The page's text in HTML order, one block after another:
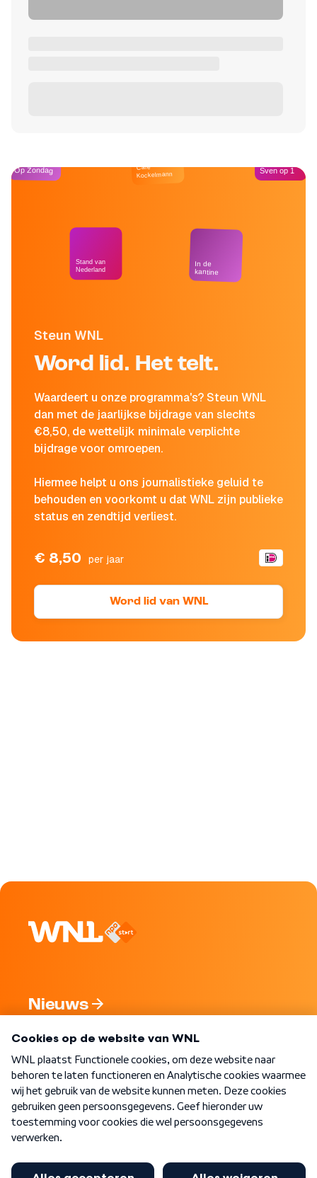
Steun WNL
Word lid. Het telt.
Waardeert u onze programma's? Steun WNL
dan met de jaarlijkse bijdrage van slechts
€8,50, de wettelijk minimale verplichte
bijdrage voor omroepen.
Hiermee helpt u ons journalistieke geluid te
behouden en voorkomt u dat WNL zijn publieke
status en zendtijd verliest.
€ 8,50 per jaar
Word lid van WNL
Op Zondag
Stand van
Nederland
Café
Kockelmann
In de
kantine
Sven op 1
Nieuws
Nieuwsbrief
Word Lid